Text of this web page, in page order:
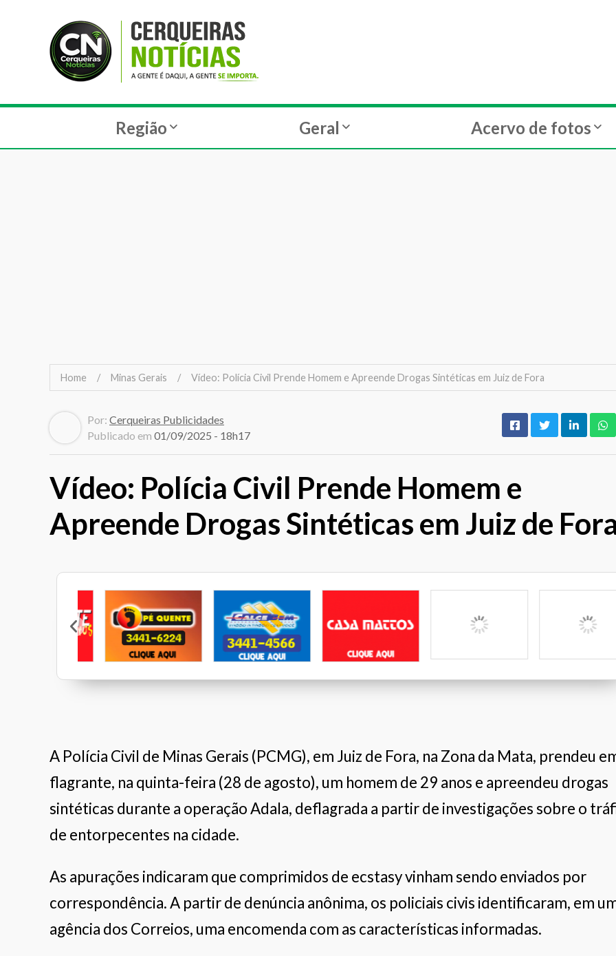
Região Geral Acervo de fotos
Home Minas Gerais Vídeo: Polícia Civil Prende Homem e Apreende Drogas Sintéticas em Juiz de Fora
Por: Cerqueiras Publicidades
Publicado em 01/09/2025 - 18h17
Vídeo: Polícia Civil Prende Homem e
Apreende Drogas Sintéticas em Juiz de
A Polícia Civil de Minas Gerais (PCMG), em Juiz de Fora, na Zona da Mata, prendeu
flagrante, na quinta-feira (28 de agosto), um homem de 29 anos e apreendeu drogas
sintéticas durante a operação Adala, deflagrada a partir de investigações sobre o
de entorpecentes na cidade.
As apurações indicaram que comprimidos de ecstasy vinham sendo enviados por
correspondência. A partir de denúncia anônima, os policiais civis identificaram, em
agência dos Correios, uma encomenda com as características informadas.